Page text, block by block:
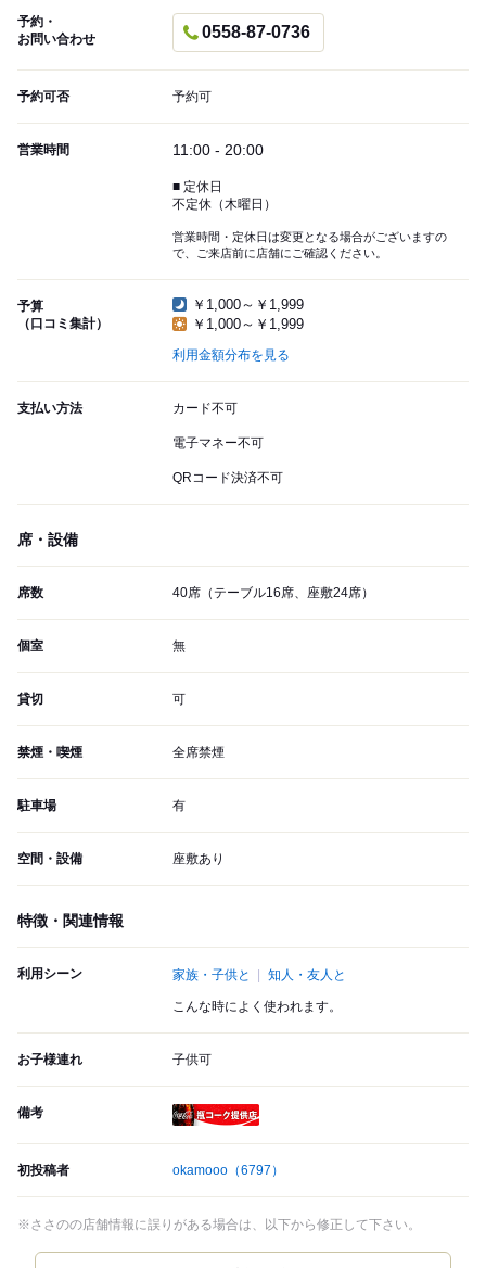
予約・
お問い合わせ
0558-87-0736
予約可否 予約可
営業時間 11:00 - 20:00
■ 定休日
不定休（木曜日）
営業時間・定休日は変更となる場合がございますの
で、ご来店前に店舗にご確認ください。
予算
（口コミ集計）
￥1,000～￥1,999
￥1,000～￥1,999
利用金額分布を見る
支払い方法 カード不可
電子マネー不可
QRコード決済不可
席・設備
席数 40席（テーブル16席、座敷24席）
個室 無
貸切 可
禁煙・喫煙 全席禁煙
駐車場 有
空間・設備 座敷あり
特徴・関連情報
利用シーン 家族・子供と 知人・友人と
こんな時によく使われます。
お子様連れ 子供可
備考
初投稿者 okamooo （6797）
※ささのの店舗情報に誤りがある場合は、以下から修正して下さい。